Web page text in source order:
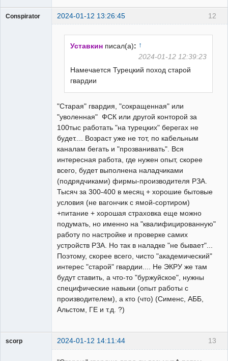
12
Conspirator 2024-01-12 13:26:45
Уставкин писал(а): ↑
2024-01-12 12:39:23
Намечается Турецкий поход старой
гвардии
"Старая" гвардия, "сокращенная" или
"уволенная" ФСК или другой конторой за
100тыс работать "на турецких" берегах не
будет.... Возраст уже не тот, по кабельным
каналам бегать и "прозванивать". Вся
интересная работа, где нужен опыт, скорее
всего, будет выполнена наладчиками
(подрядчиками) фирмы-производителя РЗА.
Тысяч за 300-400 в месяц + хорошие бытовые
условия (не вагончик с ямой-сортиром)
+питание + хорошая страховка еще можно
подумать, но именно на "квалифицированную"
работу по настройке и проверке самих
устройств РЗА. Но так в наладке "не бывает"...
Поэтому, скорее всего, чисто "академический"
интерес "старой" гвардии.... Не ЭКРУ же там
будут ставить, а что-то "буржуйское", нужны
специфические навыки (опыт работы с
производителем), а кто (что) (Сименс, АББ,
Альстом, ГЕ и т.д. ?)
13
scorp 2024-01-12 14:11:44